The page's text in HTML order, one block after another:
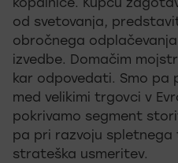
kopalnice. Kupcu
od svetovanja,
obročnega
izvedbe. Domačim
kar odpovedati. Smo pa
med velikimi trgovci v
pokrivamo segment
pa pri razvoju spletnega
strateška usmeritev.